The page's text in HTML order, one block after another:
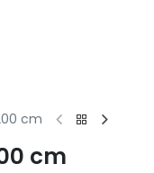
cm
cm